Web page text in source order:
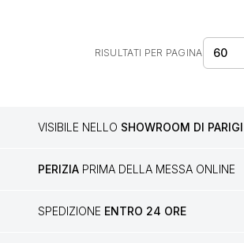
RISULTATI PER PAGINA 60
VISIBILE NELLO SHOWROOM DI PARIGI
PERIZIA PRIMA DELLA MESSA ONLINE
SPEDIZIONE ENTRO 24 ORE